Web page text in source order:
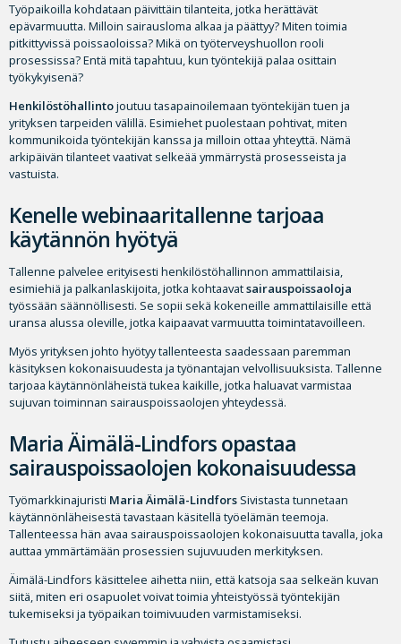
Työpaikoilla kohdataan päivittäin tilanteita, jotka herättävät
epävarmuutta. Milloin sairausloma alkaa ja päättyy? Miten toimia
pitkittyvissä poissaoloissa? Mikä on työterveyshuollon rooli
prosessissa? Entä mitä tapahtuu, kun työntekijä palaa osittain
työkykyisenä?
Henkilöstöhallintojoutuu tasapainoilemaan työntekijän tuen ja
yrityksen tarpeiden välillä. Esimiehet puolestaan pohtivat, miten
kommunikoida työntekijän kanssa ja milloin ottaa yhteyttä. Nämä
arkipäivän tilanteet vaativat selkeää ymmärrystä prosesseista ja
vastuista.
Kenelle webinaaritallenne tarjoaa
käytännön hyötyä
Tallenne palvelee erityisesti henkilöstöhallinnon ammattilaisia,
esimiehiä ja palkanlaskijoita, jotka kohtaavatsairauspoissaoloja
työssään säännöllisesti. Se sopii sekä kokeneille ammattilaisille että
uransa alussa oleville, jotka kaipaavat varmuutta toimintatavoilleen.
Myös yrityksen johto hyötyy tallenteesta saadessaan paremman
käsityksen kokonaisuudesta ja työnantajan velvollisuuksista. Tallenne
tarjoaa käytännönläheistä tukea kaikille, jotka haluavat varmistaa
sujuvan toiminnan sairauspoissaolojen yhteydessä.
Maria Äimälä-Lindfors opastaa
sairauspoissaolojen kokonaisuudessa
Työmarkkinajuristi Maria Äimälä-Lindfors Sivistasta tunnetaan
käytännönläheisestä tavastaan käsitellä työelämän teemoja.
Tallenteessa hän avaa sairauspoissaolojen kokonaisuutta tavalla, joka
auttaa ymmärtämään prosessien sujuvuuden merkityksen.
Äimälä-Lindfors käsittelee aihetta niin, että katsoja saa selkeän kuvan
siitä, miten eri osapuolet voivat toimia yhteistyössä työntekijän
tukemiseksi ja työpaikan toimivuuden varmistamiseksi.